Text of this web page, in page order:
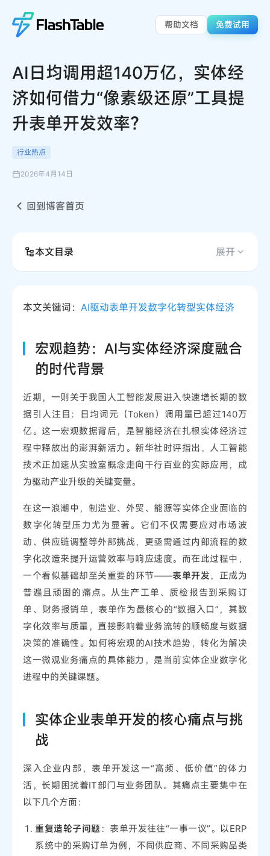
帮助文档 免费试用
AI日均调用超140万亿，实体经
济如何借力“像素级还原”工具提
升表单开发效率？
行业热点
2026年4月14日
回到博客首页
本文目录 展开
本文关键词：AI驱动表单开发数字化转型实体经济
宏观趋势：AI与实体经济深度融合
的时代背景
近期，一则关于我国人工智能发展进入快速增长期的数
据引人注目：日均词元（Token）调用量已超过140万
亿。这一宏观数据背后，是智能经济在扎根实体经济过
程中释放出的澎湃新活力。新华社时评指出，人工智能
技术正加速从实验室概念走向千行百业的实际应用，成
为驱动产业升级的关键变量。
在这一浪潮中，制造业、外贸、能源等实体企业面临的
数字化转型压力尤为显著。它们不仅需要应对市场波
动、供应链调整等外部挑战，更亟需通过内部流程的数
字化改造来提升运营效率与响应速度。而在此过程中，
一个看似基础却至关重要的环节——表单开发 ，正成为
普遍且顽固的痛点。从生产工单、质检报告到采购订
单、财务报销单，表单作为最核心的“数据入口”，其数
字化效率与质量，直接影响着业务流转的顺畅度与数据
决策的准确性。如何将宏观的AI技术趋势，转化为解决
这一微观业务痛点的具体能力，是当前实体企业数字化
进程中的关键课题。
实体企业表单开发的核心痛点与挑
战
深入企业内部，表单开发这一“高频、低价值”的体力
活，长期困扰着IT部门与业务团队。其痛点主要集中在
以下几个方面：
重复造轮子问题 ：表单开发往往“一事一议”。以ERP
系统中的采购订单为例，不同供应商、不同采购品类